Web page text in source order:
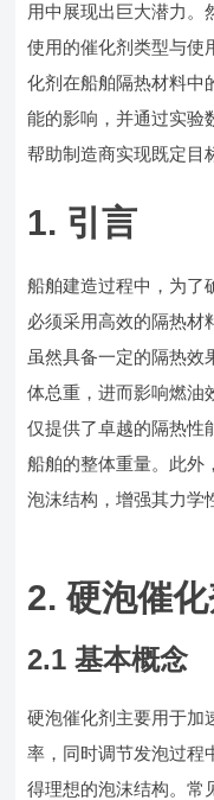
用中展现出巨大潜力。
使用的催化剂类型与使
化剂在船舶隔热材料中
能的影响，并通过实验
帮助制造商实现既定目
1. 引言
船舶建造过程中，为了
必须采用高效的隔热材
虽然具备一定的隔热效
体总重，进而影响燃油
仅提供了卓越的隔热性
船舶的整体重量。此外
泡沫结构，增强其力学
2. 硬泡催
2.1 基本概念
硬泡催化剂主要用于加
率，同时调节发泡过程
得理想的泡沫结构。常